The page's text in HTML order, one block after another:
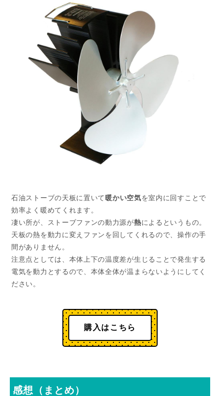
石油ストーブの天板に置いて暖かい空気を室内に回すことで
効率よく暖めてくれます。
凄い所が、ストーブファンの動力源が熱によるというもの。
天板の熱を動力に変えファンを回してくれるので、操作の手
間がありません。
注意点としては、本体上下の温度差が生じることで発生する
電気を動力とするので、本体全体が温まらないようにしてく
ださい。
購入はこちら
感想（まとめ）